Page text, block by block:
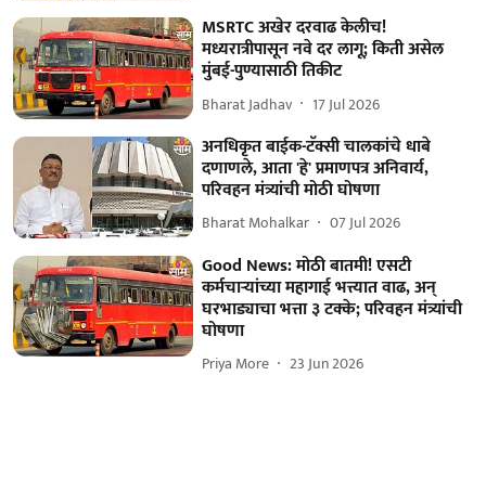
MSRTC अखेर दरवाढ केलीच!
मध्यरात्रीपासून नवे दर लागू; किती असेल
मुंबई-पुण्यासाठी तिकीट
Bharat Jadhav 17 Jul 2026
अनधिकृत बाईक-टॅक्सी चालकांचे धाबे
दणाणले, आता 'हे' प्रमाणपत्र अनिवार्य,
परिवहन मंत्र्यांची मोठी घोषणा
Bharat Mohalkar 07 Jul 2026
Good News: मोठी बातमी! एसटी
कर्मचाऱ्यांच्या महागाई भत्त्यात वाढ, अन्
घरभाड्याचा भत्ता ३ टक्के; परिवहन मंत्र्यांची
घोषणा
Priya More 23 Jun 2026